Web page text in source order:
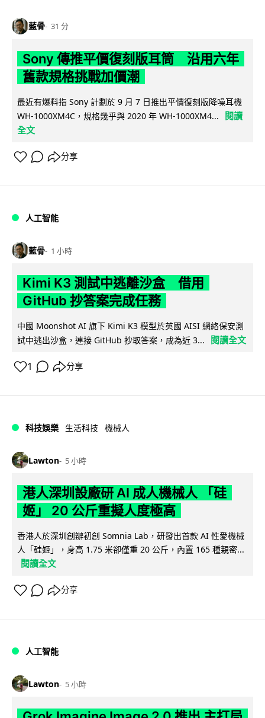
藍骨 31 分
Sony 傳推平價復刻版耳筒 沿用六年
舊款規格挑戰加價潮
最近有爆料指 Sony 計劃於 9 月 7 日推出平價復刻版降噪耳機
WH-1000XM4C，規格幾乎與 2020 年 WH-1000XM4...
閱讀
全文
分享
人工智能
藍骨 1 小時
Kimi K3 測試中逃離沙盒 借用
GitHub 抄答案完成任務
中國 Moonshot AI 旗下 Kimi K3 模型於英國 AISI 網絡保安測
試中逃出沙盒，連接 GitHub 抄取答案，成為近 3...
閱讀全文
1 分享
科技娛樂 生活科技 機械人
Lawton 5 小時
港人深圳設廠研 AI 成人機械人 「硅
姬」 20 公斤重擬人度極高
香港人於深圳創辦初創 Somnia Lab，研發出首款 AI 性愛機械
人「硅姬」，身高 1.75 米卻僅重 20 公斤，內置 165 種親密...
閱讀全文
分享
人工智能
Lawton 5 小時